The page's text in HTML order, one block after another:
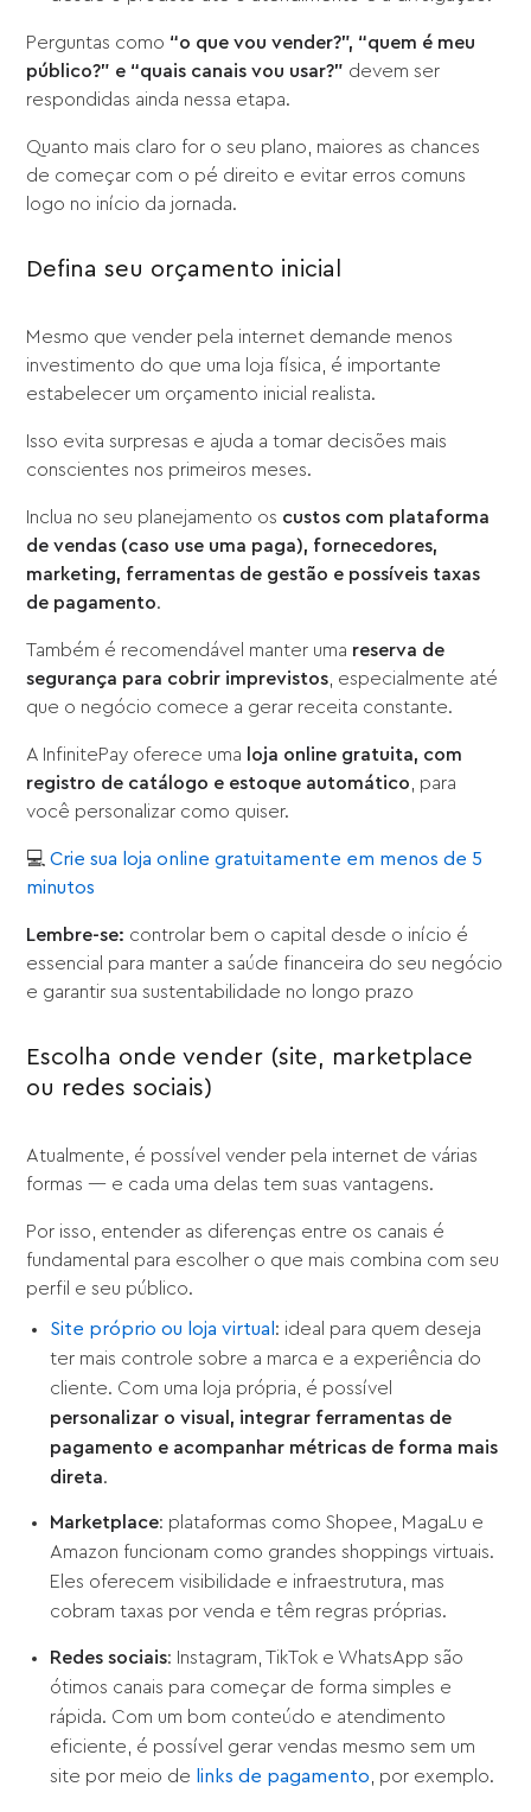
Perguntas como “o que vou vender?”, “quem é meu
público?” e “quais canais vou usar?” devem ser
respondidas ainda nessa etapa.
Quanto mais claro for o seu plano, maiores as chances
de começar com o pé direito e evitar erros comuns
logo no início da jornada.
Defina seu orçamento inicial
Mesmo que vender pela internet demande menos
investimento do que uma loja física, é importante
estabelecer um orçamento inicial realista.
Isso evita surpresas e ajuda a tomar decisões mais
conscientes nos primeiros meses.
Inclua no seu planejamento os custos com plataforma
de vendas (caso use uma paga), fornecedores,
marketing, ferramentas de gestão e possíveis taxas
de pagamento.
Também é recomendável manter uma reserva de
segurança para cobrir imprevistos , especialmente até
que o negócio comece a gerar receita constante.
A InfinitePay oferece uma loja online gratuita, com
registro de catálogo e estoque automático , para
você personalizar como quiser.
💻Crie sua loja online gratuitamente em menos de 5
minutos
Lembre-se: controlar bem o capital desde o início é
essencial para manter a saúde financeira do seu negócio
e garantir sua sustentabilidade no longo prazo
Escolha onde vender (site, marketplace
ou redes sociais)
Atualmente, é possível vender pela internet de várias
formas — e cada uma delas tem suas vantagens.
Por isso, entender as diferenças entre os canais é
fundamental para escolher o que mais combina com seu
perfil e seu público.
Site próprio ou loja virtual : ideal para quem deseja
ter mais controle sobre a marca e a experiência do
cliente. Com uma loja própria, é possível
personalizar o visual, integrar ferramentas de
pagamento e acompanhar métricas de forma mais
direta.
Marketplace: plataformas como Shopee, MagaLu e
Amazon funcionam como grandes shoppings virtuais.
Eles oferecem visibilidade e infraestrutura, mas
cobram taxas por venda e têm regras próprias.
Redes sociais: Instagram, TikTok e WhatsApp são
ótimos canais para começar de forma simples e
rápida. Com um bom conteúdo e atendimento
eficiente, é possível gerar vendas mesmo sem um
site por meio de links de pagamento , por exemplo.